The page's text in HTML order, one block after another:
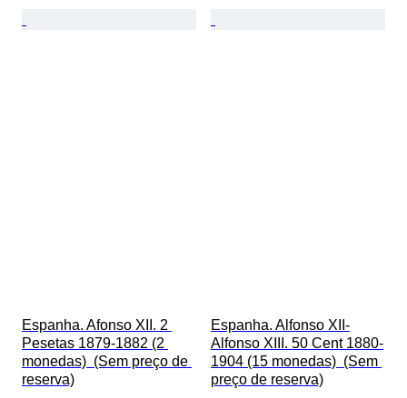
Espanha. Afonso XII. 2
Pesetas 1879-1882 (2
monedas)  (Sem preço de
reserva)
Espanha. Alfonso XII-
Alfonso XIII. 50 Cent 1880-
1904 (15 monedas)  (Sem
preço de reserva)